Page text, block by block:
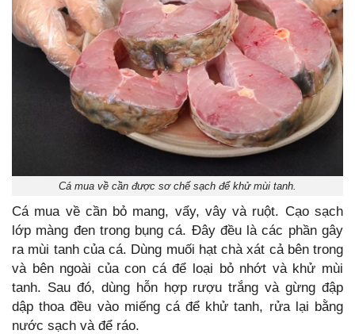
Cá mua về cần được sơ chế sạch để khử mùi tanh.
Cá mua về cần bỏ mang, vẩy, vây và ruột. Cạo sạch
lớp màng đen trong bụng cá. Đây đều là các phần gây
ra mùi tanh của cá. Dùng muối hạt chà xát cả bên trong
và bên ngoài của con cá để loại bỏ nhớt và khử mùi
tanh. Sau đó, dùng hỗn hợp rượu trắng và gừng đập
dập thoa đều vào miếng cá để khử tanh, rửa lại bằng
nước sạch và để ráo.